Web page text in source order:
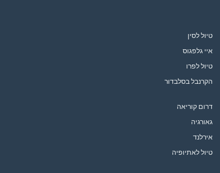
טיול לסין
איי גלפגוס
טיול לפרו
הקרנבל בסלבדור
דרום קוריאה
גאורגיה
אירלנד
טיול לאתיופיה